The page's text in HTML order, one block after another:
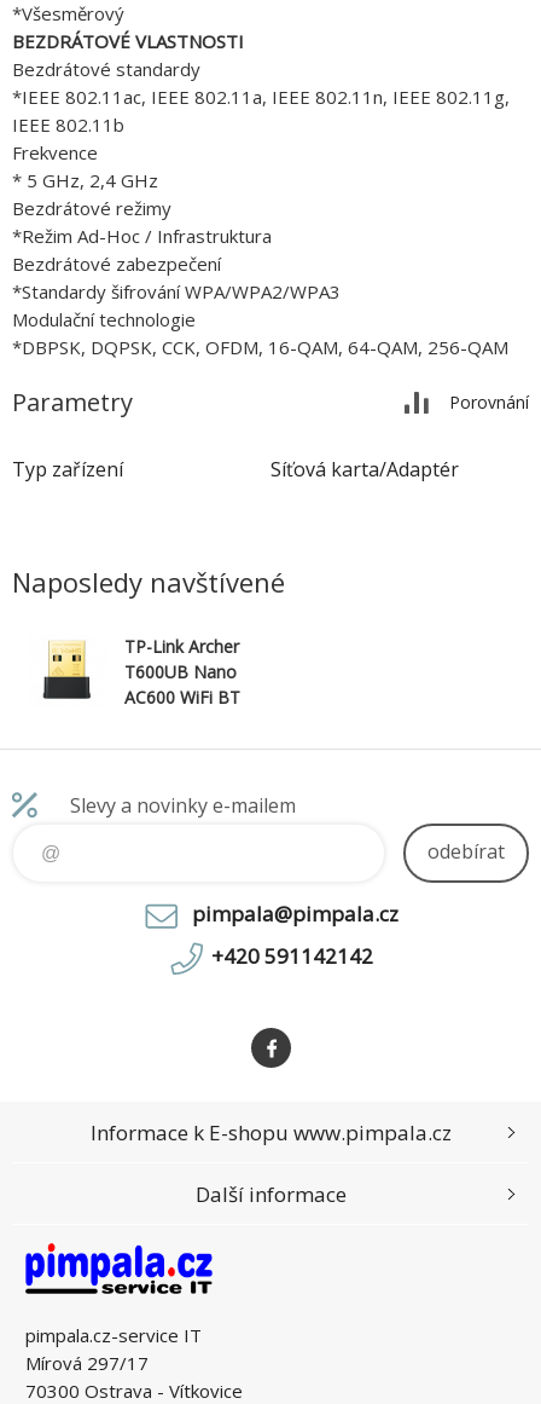
*Všesměrový
BEZDRÁTOVÉ VLASTNOSTI
Bezdrátové standardy
*IEEE 802.11ac, IEEE 802.11a, IEEE 802.11n, IEEE 802.11g,
IEEE 802.11b
Frekvence
* 5 GHz, 2,4 GHz
Bezdrátové režimy
*Režim Ad-Hoc / Infrastruktura
Bezdrátové zabezpečení
*Standardy šifrování WPA/WPA2/WPA3
Modulační technologie
*DBPSK, DQPSK, CCK, OFDM, 16-QAM, 64-QAM, 256-QAM
Parametry Porovnání
Typ zařízení Síťová karta/Adaptér
Naposledy navštívené
TP-Link Archer
T600UB Nano
AC600 WiFi BT
Slevy a novinky e-mailem
odebírat
pimpala@pimpala.cz
+420 591142142
pimpala.cz-service IT
Mírová 297/17
70300 Ostrava - Vítkovice
Informace k E-shopu www.pimpala.cz
Další informace